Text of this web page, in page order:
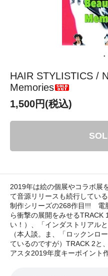
HAIR STYLISTICS /
Memories
1,500円(税込)
2019年は絵の個展やコラボ展
て音源リリースも続行している
制作シリーズの268作目!!! 電
ら衝撃の展開をみせるTRACK
い！）、「インダストリアル
（本人談。ま、「ロックンロ
ているのですが）TRACK 2と
アスタ2019年度キーポイント